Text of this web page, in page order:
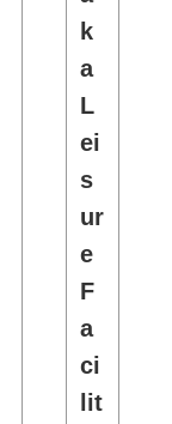
k
a
L
ei
s
ur
e
F
a
ci
lit